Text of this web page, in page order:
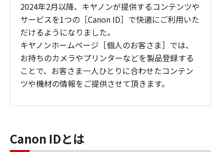
2024年2月以降、キヤノンが提供するコンテンツや
サービスを1つの［Canon ID］で快適にご利用いた
だけるようになりました。
キヤノンホームページ［個人のお客さま］では、
お持ちのカメラやプリンターなどを製品登録する
ことで、お客さま一人ひとりに合わせたコンテン
ツや機材の情報をご提供させて頂きます。
Canon IDとは